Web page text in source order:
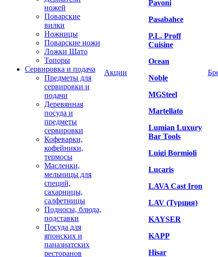
ножей
Поварские
вилки
Ножницы
Поварские ножи
Ложки Шато
Топоры
Сервировка и подача
Предметы для
сервировки и
подачи
Деревянная
посуда и
предметы
сервировки
Кофеварки,
кофейники,
термосы
Масленки,
мельницы для
специй,
сахарницы,
салфетницы
Подносы, блюда,
подставки
Посуда для
японских и
паназиатских
ресторанов
Акции
Pavoni
Pasabahce
P.L. Proff
Cuisine
Ocean
Noble
MGSteel
Martellato
Lumian Luxury
Bar Tools
Luigi Bormioli
Lucaris
LAVA Cast Iron
LAV (Турция)
KAYSER
KAPP
Hisar